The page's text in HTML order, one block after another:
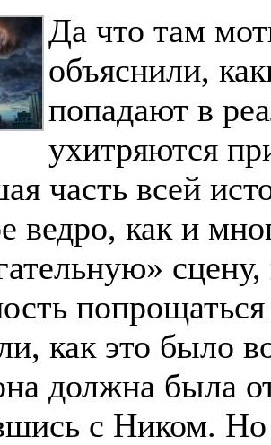
Да что там
объяснили,
попадают в
ухитряются
часть всей
ведро, как и
как это было
должна была
с Ником. Но